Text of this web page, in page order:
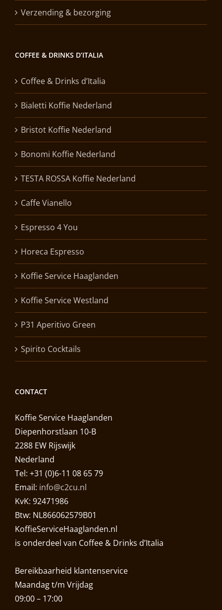
Verzending & bezorging
COFFEE & DRINKS D’ITALIA
Coffee & Drinks d’Italia
Bialetti Koffie Nederland
Bristot Koffie Nederland
Bonomi Koffie Nederland
TESTA ROSSA Koffie Nederland
Caffe Vianello
Espresso 4 You
Horeca Espresso
Koffie Service Haaglanden
Koffie Service Westland
P31 Aperitivo Green
Spirito Cocktails
CONTACT
Koffie Service Haaglanden
Diepenhorstlaan 10-B
2288 EW Rijswijk
Nederland
Tel: +31 (0)6-11 08 65 79
Email: info@c2cu.nl
KvK: 92471986
Btw: NL866062579B01
KoffieServiceHaaglanden.nl
is onderdeel van Coffee & Drinks d’Italia
Bereikbaarheid klantenservice
Maandag t/m Vrijdag
09:00 – 17:00